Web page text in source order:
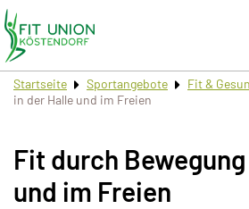
Startseite Sportangebote Fit &
in der Halle und im Freien
Fit durch
und im Freien